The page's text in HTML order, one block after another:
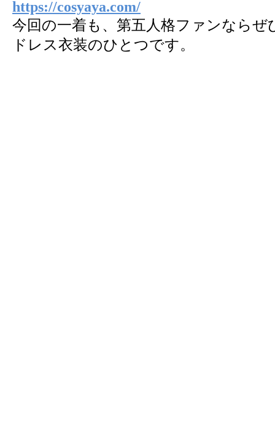
https://cosyaya.com/
今回の一着も、第五人格ファンなら
ドレス衣装のひとつです。